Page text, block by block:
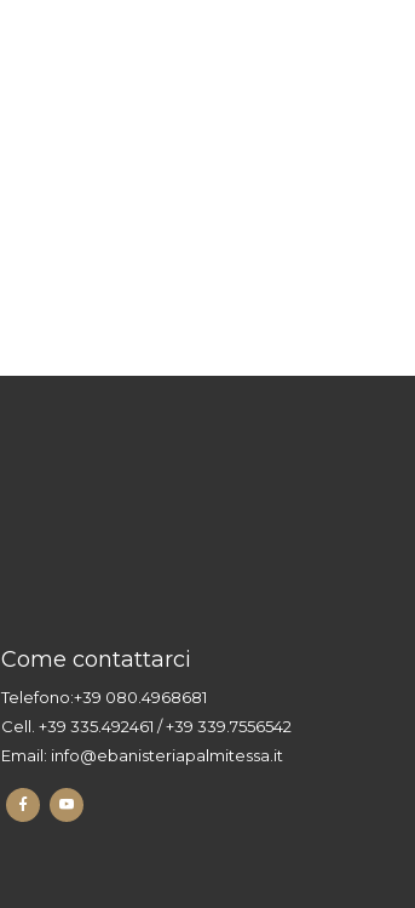
Come contattarci
Telefono:+39 080.4968681
Cell. +39 335.492461 /+39 339.7556542
Email: info@ebanisteriapalmitessa.it
facebook
youtube